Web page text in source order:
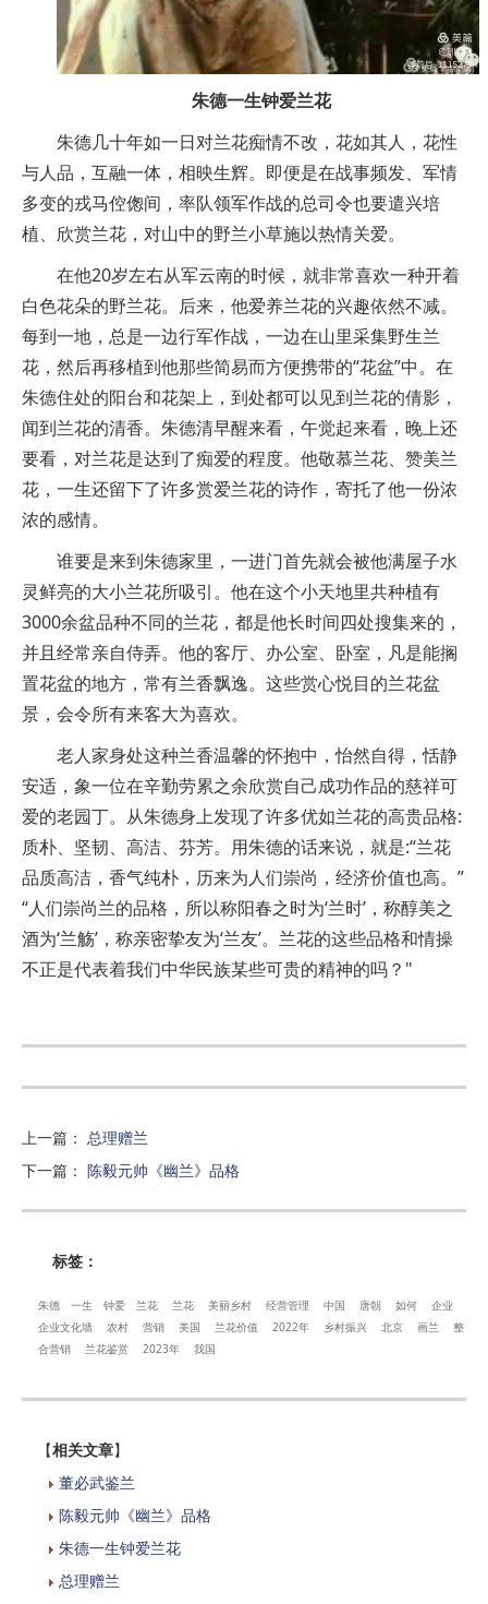
朱德一生钟爱兰花
朱德几十年如一日对兰花痴情不改，花如其人，花性
与人品，互融一体，相映生辉。即便是在战事频发、军情
多变的戎马倥偬间，率队领军作战的总司令也要遣兴培
植、欣赏兰花，对山中的野兰小草施以热情关爱。
在他20岁左右从军云南的时候，就非常喜欢一种开着
白色花朵的野兰花。后来，他爱养兰花的兴趣依然不减。
每到一地，总是一边行军作战，一边在山里采集野生兰
花，然后再移植到他那些简易而方便携带的“花盆”中。在
朱德住处的阳台和花架上，到处都可以见到兰花的倩影，
闻到兰花的清香。朱德清早醒来看，午觉起来看，晚上还
要看，对兰花是达到了痴爱的程度。他敬慕兰花、赞美兰
花，一生还留下了许多赏爱兰花的诗作，寄托了他一份浓
浓的感情。
谁要是来到朱德家里，一进门首先就会被他满屋子水
灵鲜亮的大小兰花所吸引。他在这个小天地里共种植有
3000余盆品种不同的兰花，都是他长时间四处搜集来的，
并且经常亲自侍弄。他的客厅、办公室、卧室，凡是能搁
置花盆的地方，常有兰香飘逸。这些赏心悦目的兰花盆
景，会令所有来客大为喜欢。
老人家身处这种兰香温馨的怀抱中，怡然自得，恬静
安适，象一位在辛勤劳累之余欣赏自己成功作品的慈祥可
爱的老园丁。从朱德身上发现了许多优如兰花的高贵品格:
质朴、坚韧、高洁、芬芳。用朱德的话来说，就是:“兰花
品质高洁，香气纯朴，历来为人们崇尚，经济价值也高。”
“人们崇尚兰的品格，所以称阳春之时为‘兰时’，称醇美之
酒为‘兰觞’，称亲密挚友为‘兰友’。兰花的这些品格和情操
不正是代表着我们中华民族某些可贵的精神的吗？"
上一篇 ： 总理赠兰
下一篇 ： 陈毅元帅《幽兰》品格
标签：
朱德 一生 钟爱 兰花 兰花 美丽乡村 经营管理 中国 唐朝 如何
企业
企业文化墙
农村 营销 美国 兰花价值 2022年 乡村振兴 北京 画兰
整
合营销
兰花鉴赏 2023年 我国
【相关文章】
董必武鉴兰
陈毅元帅《幽兰》品格
朱德一生钟爱兰花
总理赠兰